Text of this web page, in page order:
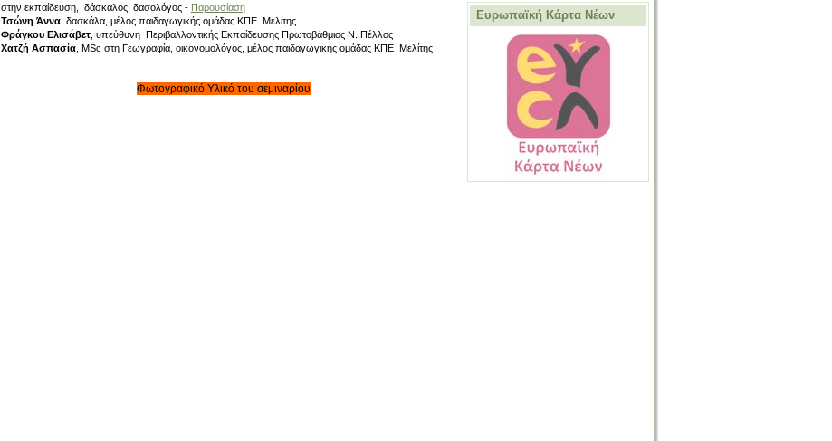
στην εκπαίδευση, δάσκαλος, δασολόγος - Παρουσίαση
Τσώνη Άννα, δασκάλα, μέλος παιδαγωγικής ομάδας ΚΠΕ Μελίτης
Φράγκου Ελισάβετ, υπεύθυνη Περιβαλλοντικής Εκπαίδευσης Πρωτοβάθμιας Ν. Πέλλας
Χατζή Ασπασία, MSc στη Γεωγραφία, οικονομολόγος, μέλος παιδαγωγικής ομάδας ΚΠΕ Μελίτης
Φωτογραφικό Υλικό του σεμιναρίου
Ευρωπαϊκή Κάρτα Νέων